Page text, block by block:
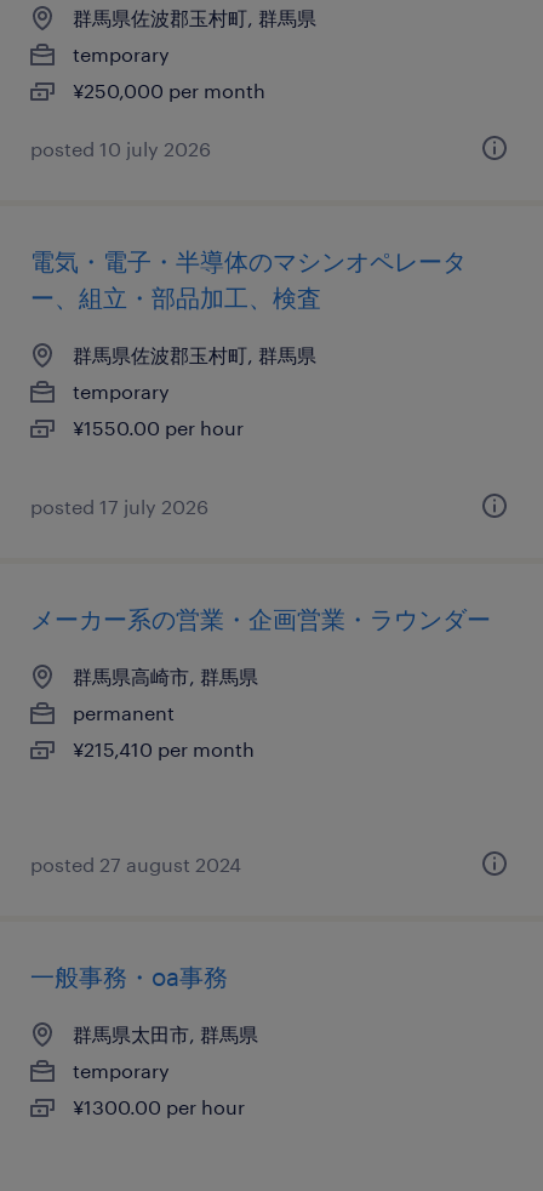
群馬県佐波郡玉村町, 群馬県
temporary
¥250,000 per month
posted 10 july 2026
電気・電子・半導体のマシンオペレータ
ー、組立・部品加工、検査
群馬県佐波郡玉村町, 群馬県
temporary
¥1550.00 per hour
posted 17 july 2026
メーカー系の営業・企画営業・ラウンダー
群馬県高崎市, 群馬県
permanent
¥215,410 per month
posted 27 august 2024
一般事務・oa事務
群馬県太田市, 群馬県
temporary
¥1300.00 per hour